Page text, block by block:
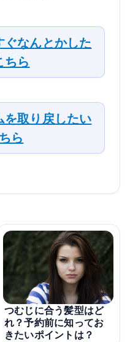
なんとかした
ちら
を取り戻したい
ら
つむじに合う髪型はど
れ？予約前に知ってお
きたいポイントは？